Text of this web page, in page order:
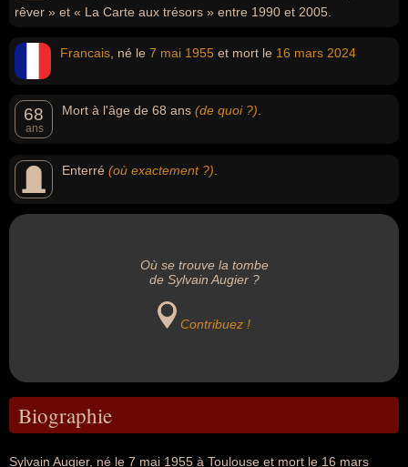
rêver » et « La Carte aux trésors » entre 1990 et 2005.
Francais , né le 7 mai 1955 et mort le 16 mars 2024
68
ans
Mort à l'âge de 68 ans (de quoi ?)
Enterré (où exactement ?)
Où se trouve la tombe
de Sylvain Augier ?
Contribuez !
Biographie
Sylvain Augier, né le 7 mai 1955 à Toulouse et mort le 16 mars